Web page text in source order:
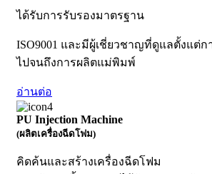
ได้รับการรับรองมาตรฐาน
ISO9001 และมีผู้เชี่ยวชาญที่ดูแลตั้งแต่
ไปจนถึงการผลิตแม่พิมพ์
อ่านต่อ
PU Injection Machine
(ผลิตเครื่องฉีดโฟม)
คิดค้นและสร้างเครื่องฉีดโฟม